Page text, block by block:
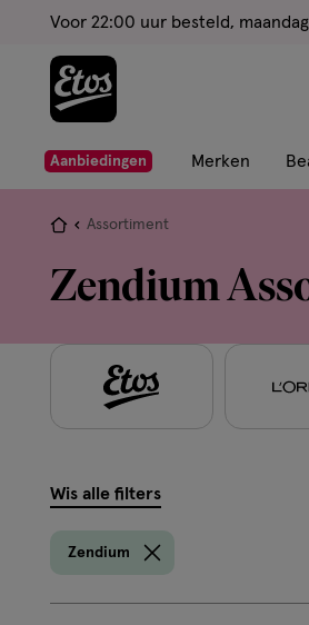
ga
de
hoofd
ga
naar
de
ga
naar
footer
Voor 22:00 uur besteld,
Aanbiedingen Merken
Je
hier:
Assortiment
Zendium
filters
Wis alle filters
Zendium